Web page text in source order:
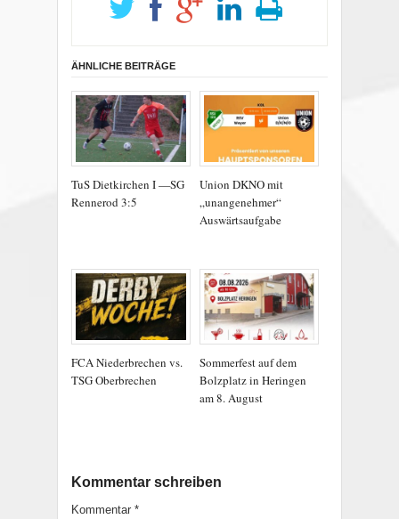
ÄHNLICHE BEITRÄGE
TuS Dietkirchen I —SG
Rennerod 3:5
Union DKNO mit
„unangenehmer“
Auswärtsaufgabe
FCA Niederbrechen vs.
TSG Oberbrechen
Sommerfest auf dem
Bolzplatz in Heringen
am 8. August
Kommentar schreiben
Kommentar *